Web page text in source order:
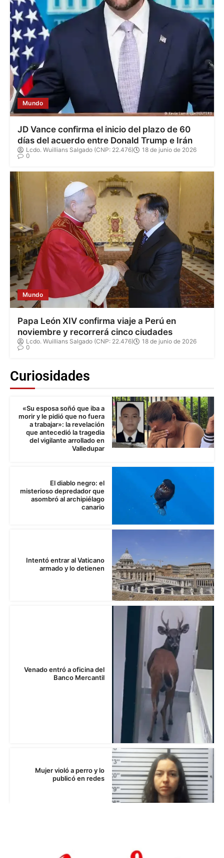
Mundo
JD Vance confirma el inicio del plazo de 60
días del acuerdo entre Donald Trump e Irán
Lcdo. Wuillians Salgado (CNP: 22.476)
18 de junio de 2026
0
Mundo
Papa León XIV confirma viaje a Perú en
noviembre y recorrerá cinco ciudades
Lcdo. Wuillians Salgado (CNP: 22.476)
18 de junio de 2026
0
Curiosidades
«Su esposa soñó que iba a
morir y le pidió que no fuera
a trabajar»: la revelación
que antecedió la tragedia
del vigilante arrollado en
Valledupar
El diablo negro: el
misterioso depredador que
asombró al archipiélago
canario
Intentó entrar al Vaticano
armado y lo detienen
Venado entró a oficina del
Banco Mercantil
Mujer violó a perro y lo
publicó en redes